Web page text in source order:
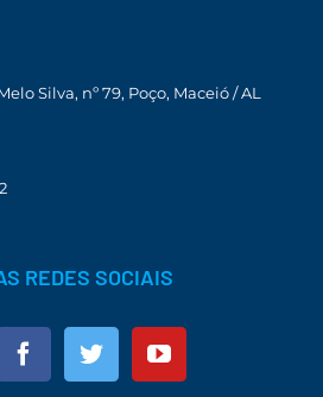
Silva, nº 79, Poço, Maceió / AL
REDES SOCIAIS